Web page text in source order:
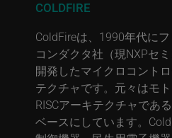
COLDFIRE
ColdFireは、1990年代に
コンダクタ社（現NXPセ
開発したマイクロコント
テクチャです。元々はモ
RISCアーキテクチャであ
ベースにしています。